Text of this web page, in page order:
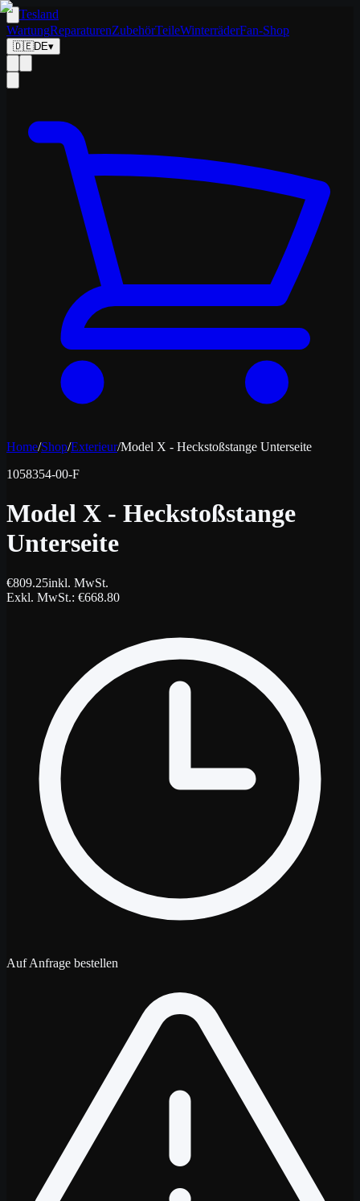
Tesland
WartungReparaturenZubehörTeileWinterräderFan-Shop
🇩🇪DE▾
Home/Shop/Exterieur/Model X - Heckstoßstange Unterseite
1058354-00-F
Model X - Heckstoßstange
Unterseite
€809.25inkl. MwSt.
Exkl. MwSt.: €668.80
Auf Anfrage bestellen